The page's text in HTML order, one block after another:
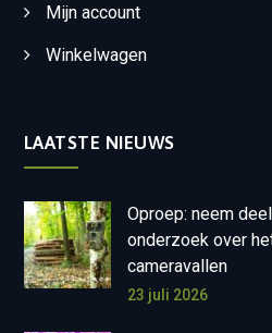
Mijn account
Winkelwagen
LAATSTE NIEUWS
Oproep: neem
onderzoek over
cameravallen
23 juli 2026